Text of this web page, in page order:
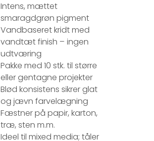
Intens, mættet
smaragdgrøn pigment
Vandbaseret kridt med
vandtæt finish – ingen
udtværing
Pakke med 10 stk. til større
eller gentagne projekter
Blød konsistens sikrer glat
og jævn farvelægning
Fæstner på papir, karton,
træ, sten m.m.
Ideel til mixed media; tåler